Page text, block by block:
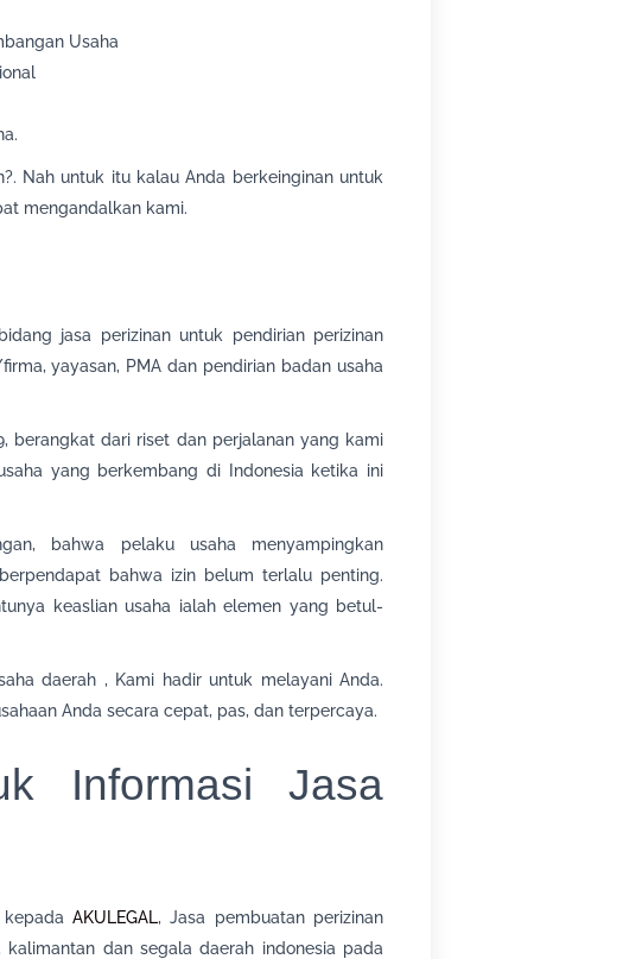
Usaha
Nah untuk itu kalau Anda berkeinginan untuk
mengandalkan kami.
jasa perizinan untuk pendirian perizinan
yayasan, PMA dan pendirian badan usaha
berangkat dari riset dan perjalanan yang kami
yang berkembang di Indonesia ketika ini
bahwa pelaku usaha menyampingkan
bahwa izin belum terlalu penting.
keaslian usaha ialah elemen yang betul-
daerah , Kami hadir untuk melayani Anda.
Anda secara cepat, pas, dan terpercaya.
Informasi Jasa
kepadaAKULEGAL, Jasa pembuatan perizinan
dan segala daerah indonesia pada